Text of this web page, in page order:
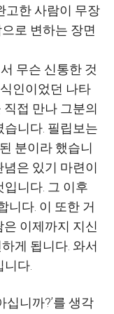
고한 사람이 무장
로 변하는 장면
무슨 신통한 것
인이었던 나타
직접 만나 그분의
습니다 필립보는
분이라 했습니
은 있기 마련이
입니다 그 이후
니다 이 또한 거
이제까지 지신
게 됩니다 와서
니다
십니까?’를 생각